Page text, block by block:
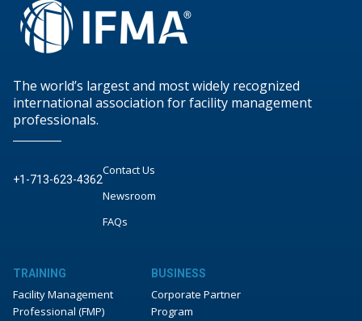
The world’s largest and most widely recognized
international association for facility management
professionals.
+1-713-623-4362
Contact Us
Newsroom
FAQs
TRAINING
Facility Management
Professional (FMP)
BUSINESS
Corporate Partner
Program